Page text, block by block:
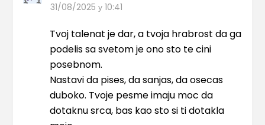
31/08/2025 у 10:41
Tvoj talenat je dar, a tvoja hrabrost da ga
podelis sa svetom je ono sto te cini
posebnom.
Nastavi da pises, da sanjas, da osecas
duboko. Tvoje pesme imaju moc da
dotaknu srca, bas kao sto si ti dotakla